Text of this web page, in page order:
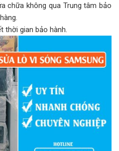
chữa không qua Trung tâm bảo
thời gian bảo hành.